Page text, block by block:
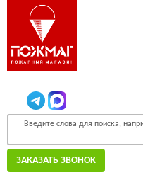
Введите слова для поиска,
ЗАКАЗАТЬ ЗВОНОК